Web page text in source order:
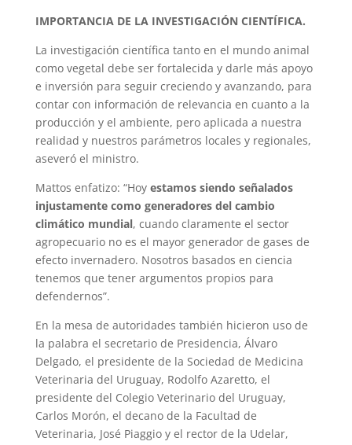
IMPORTANCIA DE LA INVESTIGACIÓN CIENTÍFICA.
La investigación científica tanto en el mundo animal
como vegetal debe ser fortalecida y darle más apoyo
e inversión para seguir creciendo y avanzando, para
contar con información de relevancia en cuanto a la
producción y el ambiente, pero aplicada a nuestra
realidad y nuestros parámetros locales y regionales,
aseveró el ministro.
Mattos enfatizo: “Hoy estamos siendo señalados
injustamente como generadores del cambio
climático mundial, cuando claramente el sector
agropecuario no es el mayor generador de gases de
efecto invernadero. Nosotros basados en ciencia
tenemos que tener argumentos propios para
defendernos”.
En la mesa de autoridades también hicieron uso de
la palabra el secretario de Presidencia, Álvaro
Delgado, el presidente de la Sociedad de Medicina
Veterinaria del Uruguay, Rodolfo Azaretto, el
presidente del Colegio Veterinario del Uruguay,
Carlos Morón, el decano de la Facultad de
Veterinaria, José Piaggio y el rector de la Udelar,